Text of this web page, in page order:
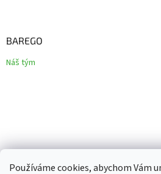
Používáme cookies, abychom Vám
BAREGO
Náš tým